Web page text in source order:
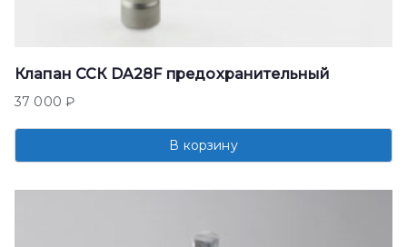
Клапан ССК DA28F предохранительный
37 000₽
В корзину